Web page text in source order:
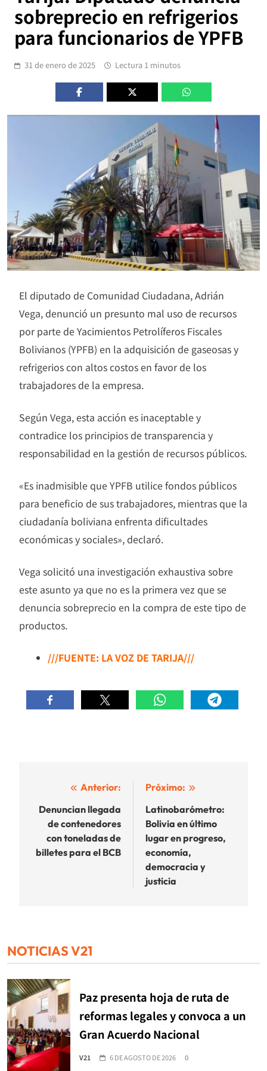
sobreprecio en refrigerios
para funcionarios de YPFB
31 de enero de 2025 Lectura 1 minutos
El diputado de Comunidad Ciudadana, Adrián
Vega, denunció un presunto mal uso de recursos
por parte de Yacimientos Petrolíferos Fiscales
Bolivianos (YPFB) en la adquisición de gaseosas y
refrigerios con altos costos en favor de los
trabajadores de la empresa.
Según Vega, esta acción es inaceptable y
contradice los principios de transparencia y
responsabilidad en la gestión de recursos públicos.
«Es inadmisible que YPFB utilice fondos públicos
para beneficio de sus trabajadores, mientras que la
ciudadanía boliviana enfrenta dificultades
económicas y sociales», declaró.
Vega solicitó una investigación exhaustiva sobre
este asunto ya que no es la primera vez que se
denuncia sobreprecio en la compra de este tipo de
productos.
///FUENTE: LA VOZ DE TARIJA///
Navegación
de
entradas
Anterior:
Denuncian llegada
de contenedores
con toneladas de
billetes para el BCB
Próximo:
Latinobarómetro:
Bolivia en último
lugar en progreso,
economía,
democracia y
justicia
NOTICIAS V21
Paz presenta hoja de ruta de
reformas legales y convoca a un
Gran Acuerdo Nacional
V21 6 DE AGOSTO DE 2026 0